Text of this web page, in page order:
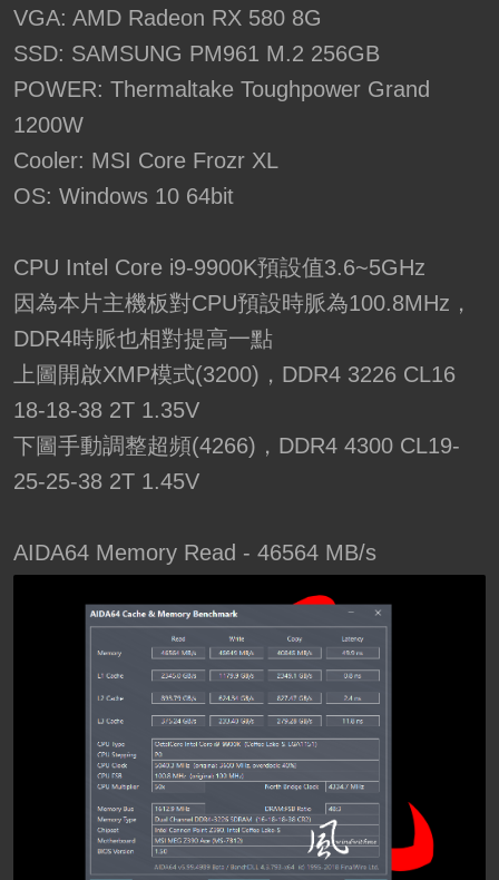
VGA: AMD Radeon RX 580 8G
SSD: SAMSUNG PM961 M.2 256GB
POWER: Thermaltake Toughpower Grand
1200W
Cooler: MSI Core Frozr XL
OS: Windows 10 64bit
CPU Intel Core i9-9900K預設值3.6~5GHz
因為本片主機板對CPU預設時脈為100.8MHz，
DDR4時脈也相對提高一點
上圖開啟XMP模式(3200)，DDR4 3226 CL16
18-18-38 2T 1.35V
下圖手動調整超頻(4266)，DDR4 4300 CL19-
25-25-38 2T 1.45V
AIDA64 Memory Read - 46564 MB/s